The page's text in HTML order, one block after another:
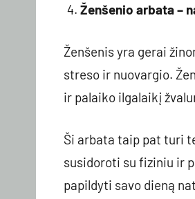
Ženšenio arbata –
Ženšenis yra gerai
streso ir nuovargio.
ir palaiko ilgalaikį
Ši arbata taip pat turi
susidoroti su fiziniu ir
papildyti savo dieną